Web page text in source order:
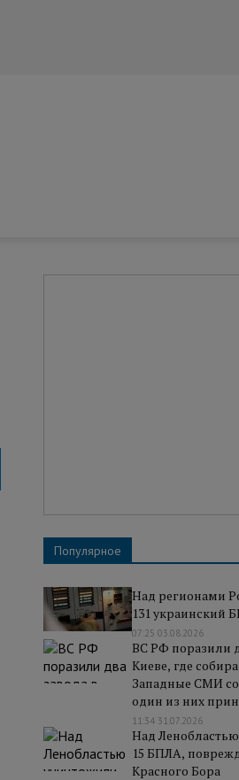
Популярное
Над регионами
131 украинский
07:25 03.08.2026
ВС РФ поразили
Киеве, где
Западные СМИ
один из них
11:34 31.07.2026
Над
15 БПЛА,
Красного Бора